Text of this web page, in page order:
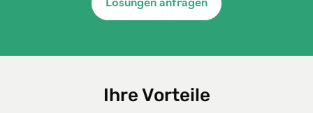
Lösungen anfragen
Ihre Vorteile